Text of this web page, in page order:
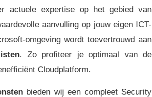
actuele expertise op het gebied van
aanvulling op jouw eigen ICT-
omgeving wordt toevertrouwd aan
. Zo profiteer je optimaal van de
Cloudplatform.
bieden wij een compleet Security